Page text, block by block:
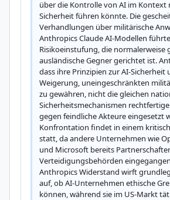
über die Kontrolle von AI im Kontext
Sicherheit führen könnte. Die
Verhandlungen über militärische
Anthropics Claude AI-Modellen
Risikoeinstufung, die normalerweise
ausländische Gegner gerichtet ist.
dass ihre Prinzipien zur AI-Sicherheit
Weigerung, uneingeschränkten
zu gewähren, nicht die gleichen
Sicherheitsmechanismen
gegen feindliche Akteure eingesetzt
Konfrontation findet in einem
statt, da andere Unternehmen wie
und Microsoft bereits
Verteidigungsbehörden
Anthropics Widerstand wirft
auf, ob AI-Unternehmen ethische
können, während sie im US-Markt